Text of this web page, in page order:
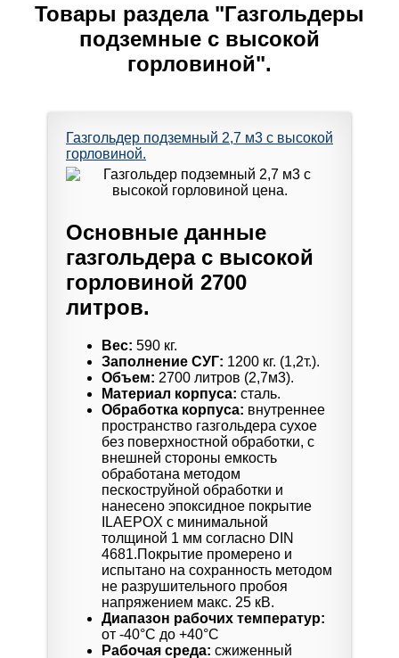
Товары раздела "Газгольдеры
подземные с высокой
горловиной".
Газгольдер подземный 2,7 м3 с высокой
горловиной.
Основные данные
газгольдера с высокой
горловиной 2700
литров.
Вес: 590 кг.
Заполнение СУГ: 1200 кг. (1,2т.).
Объем: 2700 литров (2,7м3).
Материал корпуса: сталь.
Обработка корпуса: внутреннее
пространство газгольдера сухое
без поверхностной обработки, с
внешней стороны емкость
обработана методом
пескоструйной обработки и
нанесено эпоксидное покрытие
ILAEPOX с минимальной
толщиной 1 мм согласно DIN
4681.Покрытие промерено и
испытано на сохранность методом
не разрушительного пробоя
напряжением макс. 25 кВ.
Диапазон рабочих температур:
от -40°C до +40°C
Рабочая среда: сжиженный